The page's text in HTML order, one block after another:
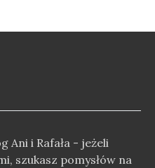
Ani i Rafała - jeżeli
szukasz pomysłów na